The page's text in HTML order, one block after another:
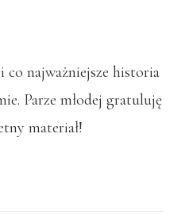
co najważniejsze historia
Parze młodej gratuluję
materiał!